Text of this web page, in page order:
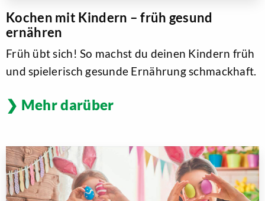
Kochen mit Kindern – früh gesund
ernähren
Früh übt sich! So machst du deinen Kindern früh
und spielerisch gesunde Ernährung schmackhaft.
Mehr darüber